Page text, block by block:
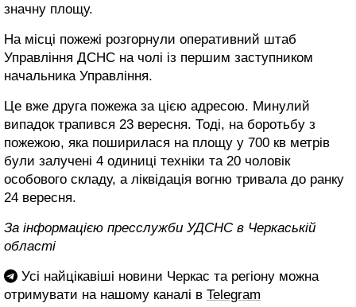
значну площу.
На місці пожежі розгорнули оперативний штаб
Управління ДСНС на чолі із першим заступником
начальника Управління.
Це вже друга пожежа за цією адресою. Минулий
випадок трапився 23 вересня. Тоді, на боротьбу з
пожежою, яка поширилася на площу у 700 кв метрів
були залучені 4 одиниці техніки та 20 чоловік
особового складу, а ліквідація вогню тривала до ранку
24 вересня.
За інформацією пресслужби УДСНС в Черкаській
області
Усі найцікавіші новини Черкас та регіону можна
отримувати на нашому каналі в Telegram